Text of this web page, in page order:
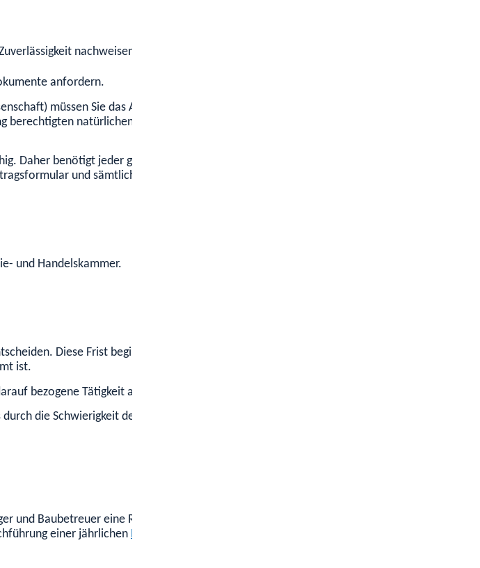
nachweisen
anfordern.
müssen Sie das Antragsformular lediglich für die juristische Person selbst
natürlichen Personen einreichen (z.B. Personalpapiere). Für die juristische
Daher benötigt jeder geschäftsführende Gesellschafter und jede geschäftsführende
und sämtliche persönlichen Unterlagen einreichen.
und Handelskammer.
Diese Frist beginnt mit dem Eingang der vollständigen Unterlagen. Nach Ablauf
ist.
bezogene Tätigkeit als Nachweismakler beantragt haben.
die Schwierigkeit der Angelegenheit gerechtfertigt ist. Diese Fristverlängerung muss
und Baubetreuer eine Reihe von Verpflichtungen nach der Makler- und
einer jährlichen